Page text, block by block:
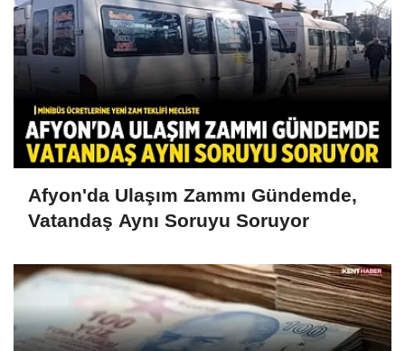
Afyon'da Ulaşım Zammı Gündemde,
Vatandaş Aynı Soruyu Soruyor